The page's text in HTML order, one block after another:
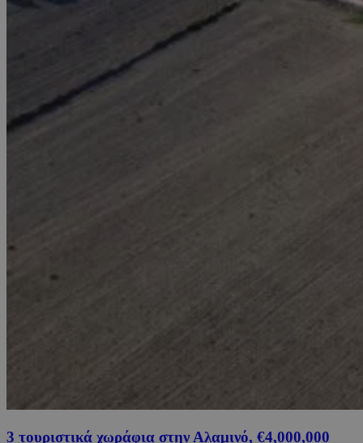
3 τουριστικά χωράφια στην Αλαμινό, €4,000,000